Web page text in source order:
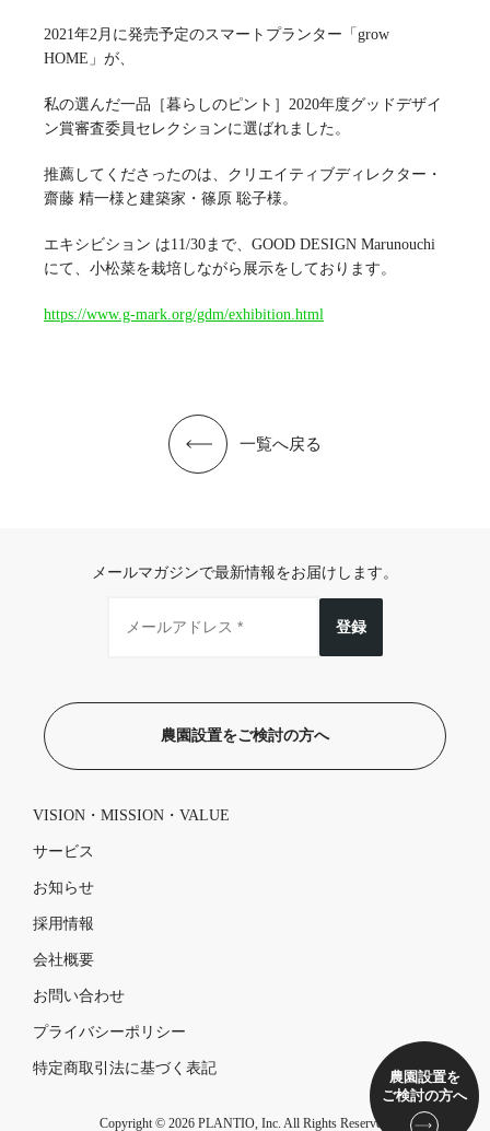
2021年2月に発売予定のスマートプランター「grow
HOME」が、
私の選んだ一品［暮らしのピント］2020年度グッドデザイ
ン賞審査委員セレクションに選ばれました。
推薦してくださったのは、クリエイティブディレクター・
齋藤 精一様と建築家・篠原 聡子様。
エキシビション は11/30まで、GOOD DESIGN Marunouchi
にて、小松菜を栽培しながら展示をしております。
https://www.g-mark.org/gdm/exhibition.html
一覧へ戻る
メールマガジンで最新情報をお届けします。
登録
農園設置をご検討の方へ
VISION・MISSION・VALUE
サービス
お知らせ
採用情報
会社概要
お問い合わせ
プライバシーポリシー
特定商取引法に基づく表記
Copyright © 2026 PLANTIO, Inc. All Rights Reserved.
農園設置を
ご検討の方へ